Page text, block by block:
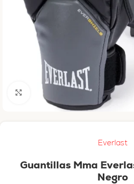
Haga clic para ampliar
Everlast
Guantillas Mma
Negro